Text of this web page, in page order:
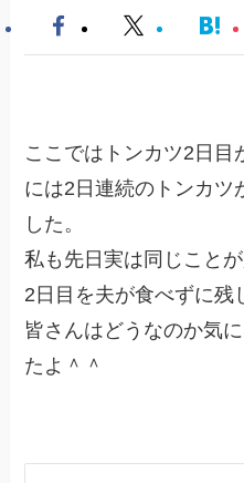
ここではトンカツ2日目
には2日連続のトンカツ
した。
私も先日実は同じこと
2日目を夫が食べずに残
皆さんはどうなのか気
たよ＾＾